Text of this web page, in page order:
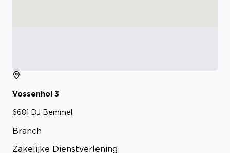
Vossenhol 3
6681 DJ Bemmel
Branch
Zakelijke Dienstverlening